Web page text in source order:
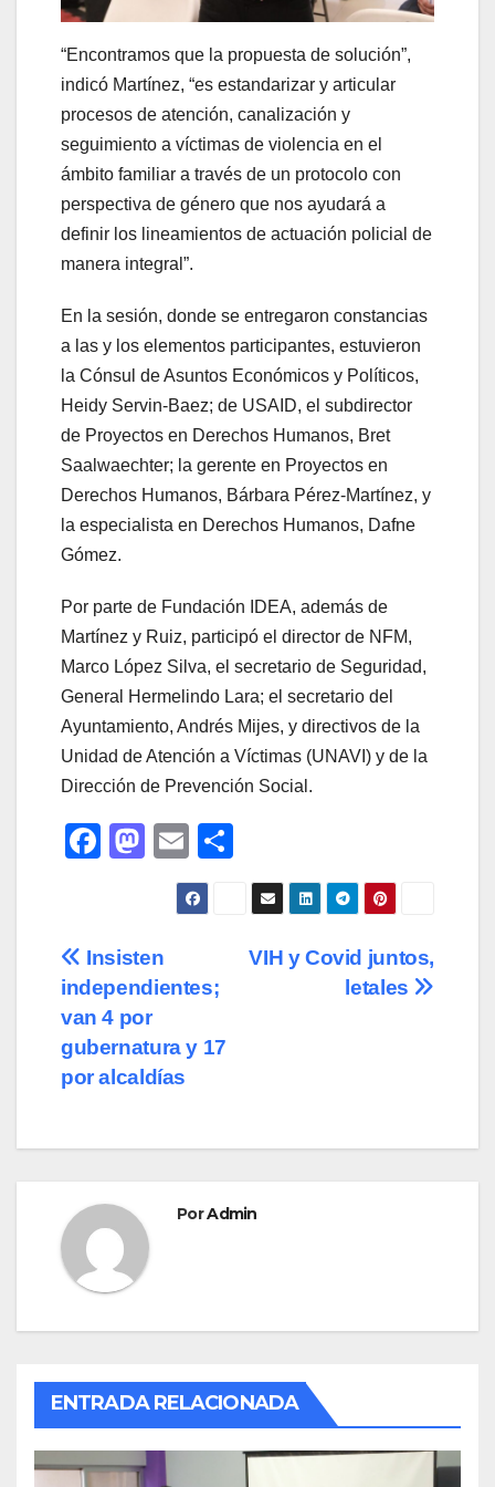
“Encontramos que la propuesta de solución”,
indicó Martínez, “es estandarizar y articular
procesos de atención, canalización y
seguimiento a víctimas de violencia en el
ámbito familiar a través de un protocolo con
perspectiva de género que nos ayudará a
definir los lineamientos de actuación policial de
manera integral”.
En la sesión, donde se entregaron constancias
a las y los elementos participantes, estuvieron
la Cónsul de Asuntos Económicos y Políticos,
Heidy Servin-Baez; de USAID, el subdirector
de Proyectos en Derechos Humanos, Bret
Saalwaechter; la gerente en Proyectos en
Derechos Humanos, Bárbara Pérez-Martínez, y
la especialista en Derechos Humanos, Dafne
Gómez.
Por parte de Fundación IDEA, además de
Martínez y Ruiz, participó el director de NFM,
Marco López Silva, el secretario de Seguridad,
General Hermelindo Lara; el secretario del
Ayuntamiento, Andrés Mijes, y directivos de la
Unidad de Atención a Víctimas (UNAVI) y de la
Dirección de Prevención Social.
F
e
b
o
o
k
M
o
d
o
n
E
m
ail
o
m
p
Navegación
de
entradas
VIH y Covid juntos,
letales
Insisten
independientes;
van 4 por
gubernatura y 17
por alcaldías
PorAdmin
ENTRADA RELACIONADA